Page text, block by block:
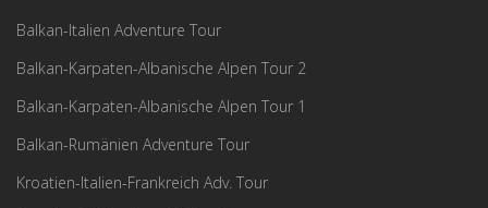
Balkan-Italien Adventure Tour
Balkan-Karpaten-Albanische Alpen Tour 2
Balkan-Karpaten-Albanische Alpen Tour 1
Balkan-Rumänien Adventure Tour
Kroatien-Italien-Frankreich Adv. Tour